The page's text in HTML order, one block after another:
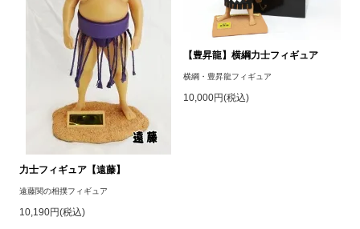
力士フィギュア【遠藤】
遠藤関の相撲フィギュア
10,190円(税込)
【豊昇龍】横綱力士フィギュア
横綱・豊昇龍フィギュア
10,000円(税込)